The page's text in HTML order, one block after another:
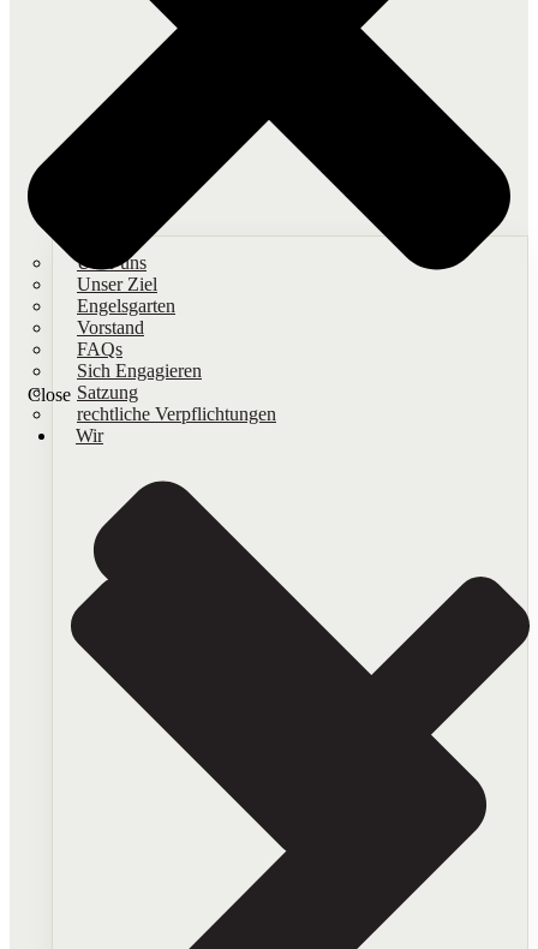
Über uns
Unser Ziel
Engelsgarten
Vorstand
FAQs
Sich Engagieren
Satzung
rechtliche Verpflichtungen
Close
Wir